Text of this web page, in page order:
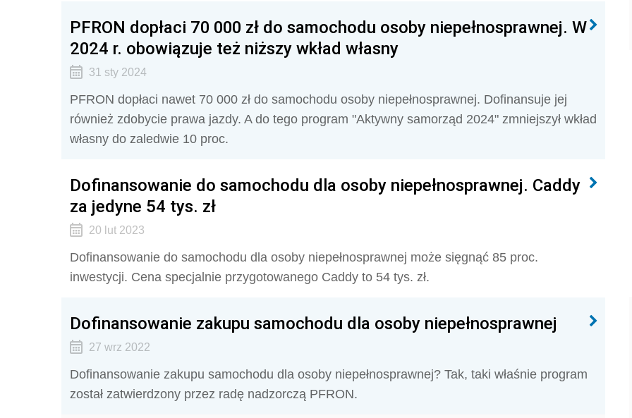
PFRON dopłaci 70 000 zł do samochodu osoby niepełnosprawnej. W
2024 r. obowiązuje też niższy wkład własny
31 sty 2024
PFRON dopłaci nawet 70 000 zł do samochodu osoby niepełnosprawnej. Dofinansuje jej
również zdobycie prawa jazdy. A do tego program "Aktywny samorząd 2024" zmniejszył wkład
własny do zaledwie 10 proc.
Dofinansowanie do samochodu dla osoby niepełnosprawnej. Caddy
za jedyne 54 tys. zł
20 lut 2023
Dofinansowanie do samochodu dla osoby niepełnosprawnej może sięgnąć 85 proc.
inwestycji. Cena specjalnie przygotowanego Caddy to 54 tys. zł.
Dofinansowanie zakupu samochodu dla osoby niepełnosprawnej
27 wrz 2022
Dofinansowanie zakupu samochodu dla osoby niepełnosprawnej? Tak, taki właśnie program
został zatwierdzony przez radę nadzorczą PFRON.